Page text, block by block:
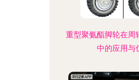
重型聚氨酯脚轮在周
中的应用与